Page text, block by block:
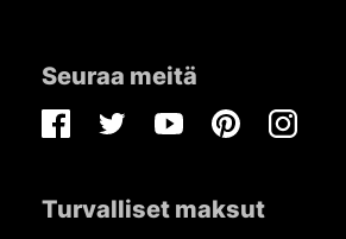
Seuraa meitä
FacebookTwitterYoutubePinterestInstagram
Turvalliset maksut